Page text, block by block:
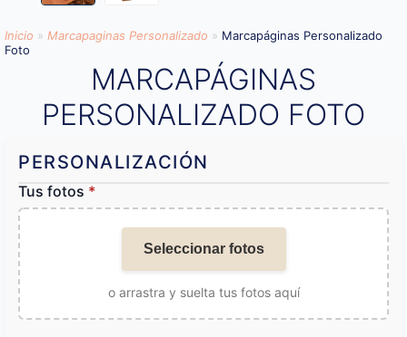
Inicio » Marcapaginas Personalizado » Marcapáginas Personalizado
Foto
MARCAPÁGINAS
PERSONALIZADO FOTO
PERSONALIZACIÓN
Tus fotos *
Seleccionar fotos
o arrastra y suelta tus fotos aquí